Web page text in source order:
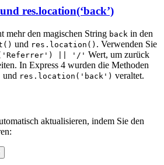
res.location(‘back’)
mehr den magischen String back in den
und res.location() . Verwenden Sie
|| '/' Wert, um zurück
In Express 4 wurden die Methoden
und res.location('back') veraltet.
aktualisieren, indem Sie den